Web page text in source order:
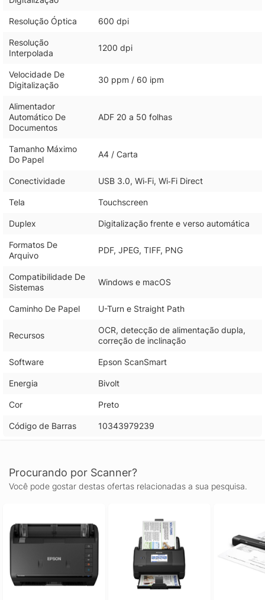
Resolução Óptica 600 dpi
Resolução
Interpolada
1200 dpi
Velocidade De
Digitalização
30 ppm / 60 ipm
Alimentador
Automático De
Documentos
ADF 20 a 50 folhas
Tamanho Máximo
Do Papel
A4 / Carta
Conectividade USB 3.0, Wi‑Fi, Wi‑Fi Direct
Tela Touchscreen
Duplex Digitalização frente e verso automática
Formatos De
Arquivo
PDF, JPEG, TIFF, PNG
Compatibilidade De
Sistemas
Windows e macOS
Caminho De Papel U-Turn e Straight Path
Recursos
OCR, detecção de alimentação dupla,
correção de inclinação
Software Epson ScanSmart
Energia Bivolt
Cor Preto
Código de Barras 10343979239
Procurando por Scanner?
Você pode gostar destas ofertas relacionadas a sua pesquisa.